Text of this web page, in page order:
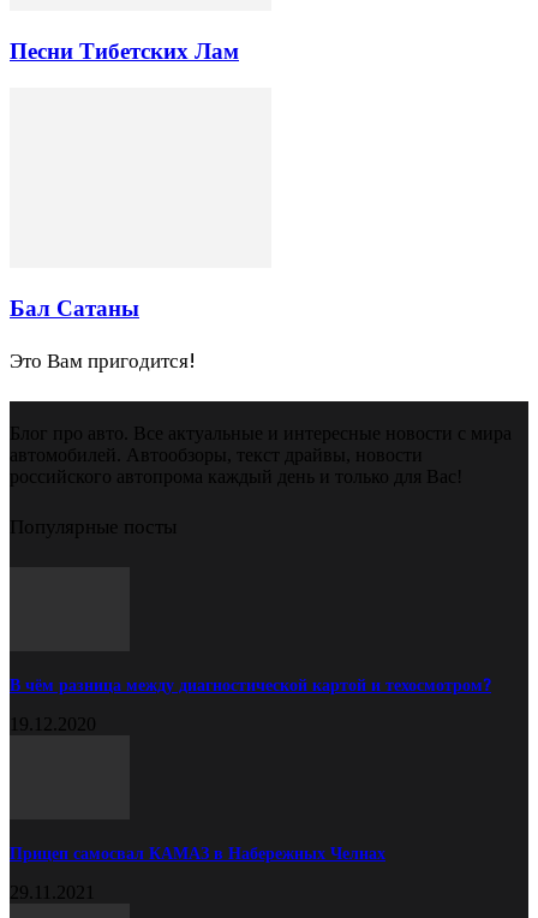
Песни Тибетских Лам
Бал Сатаны
Это Вам пригодится!
Блог про авто. Все актуальные и интересные новости с мира
автомобилей. Автообзоры, текст драйвы, новости
российского автопрома каждый день и только для Вас!
Популярные посты
В чём разница между диагностической картой и техосмотром?
19.12.2020
Прицеп самосвал КАМАЗ в Набережных Челнах
29.11.2021